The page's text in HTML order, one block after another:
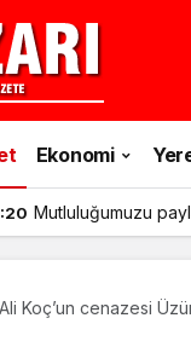
Ekonomi
Mutluluğumuzu
Ali Koç’un cenazesi